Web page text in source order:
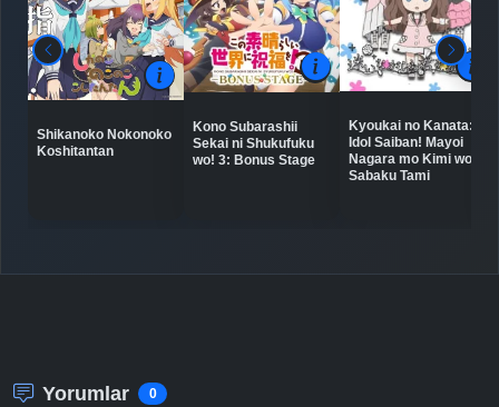
Shikanoko Nokonoko
Koshitantan
Kono Subarashii
Sekai ni Shukufuku
wo! 3: Bonus Stage
Kyoukai no Kanata:
Idol Saiban! Mayoi
Nagara mo Kimi wo
Sabaku Tami
Yorumlar 0